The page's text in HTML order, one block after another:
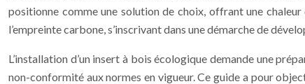
positionne comme une solution de choix, offrant une
l’empreinte carbone, s’inscrivant dans une démarche de
L’installation d’un insert à bois écologique demande une
non-conformité aux normes en vigueur. Ce guide a pour